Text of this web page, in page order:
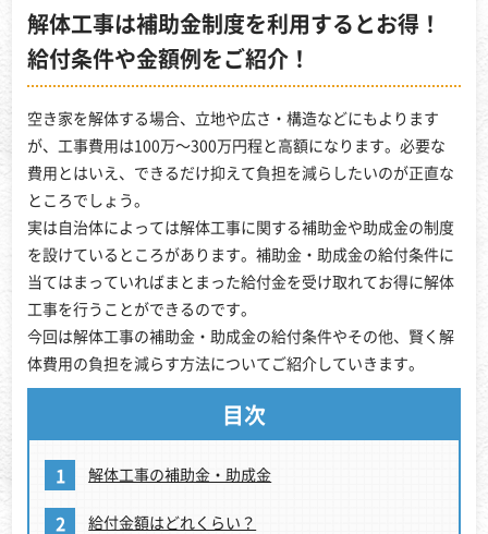
解体工事は補助金制度を利用するとお得！
給付条件や金額例をご紹介！
空き家を解体する場合、立地や広さ・構造などにもよります
が、工事費用は100万～300万円程と高額になります。必要な
費用とはいえ、できるだけ抑えて負担を減らしたいのが正直な
ところでしょう。
実は自治体によっては解体工事に関する補助金や助成金の制度
を設けているところがあります。補助金・助成金の給付条件に
当てはまっていればまとまった給付金を受け取れてお得に解体
工事を行うことができるのです。
今回は解体工事の補助金・助成金の給付条件やその他、賢く解
体費用の負担を減らす方法についてご紹介していきます。
目次
解体工事の補助金・助成金
給付金額はどれくらい？